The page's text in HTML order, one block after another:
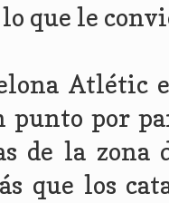
que le
Atlétic
punto por
de la zona
que los